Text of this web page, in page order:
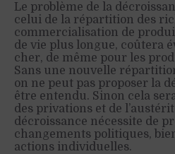
Le problème de la
celui de la répartition des
commercialisation de
de vie plus longue, coûtera
cher, de même pour les
Sans une nouvelle
on ne peut pas proposer la
être entendu. Sinon cela
des privations et de
décroissance nécessite de
changements politiques,
actions individuelles.